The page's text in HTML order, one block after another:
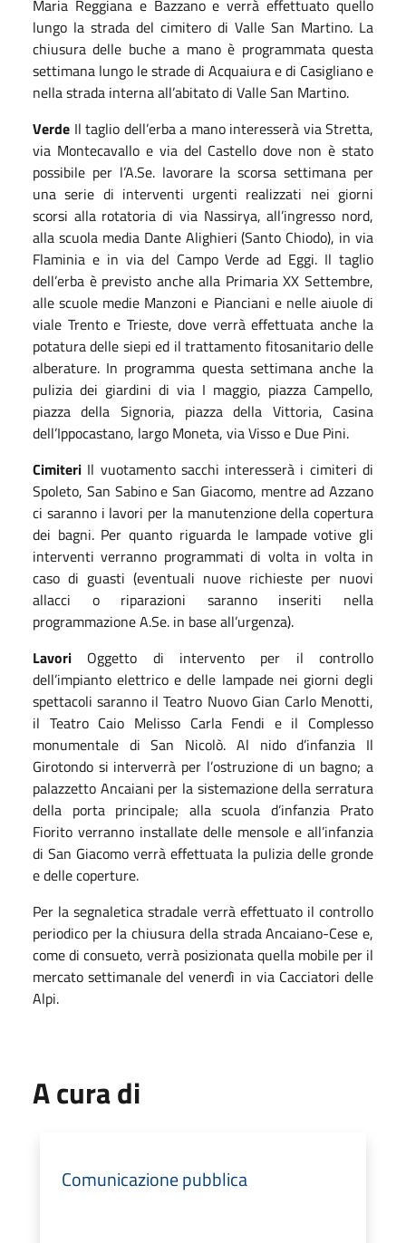
Maria Reggiana e Bazzano e verrà effettuato quello
lungo la strada del cimitero di Valle San Martino. La
chiusura delle buche a mano è programmata questa
settimana lungo le strade di Acquaiura e di Casigliano e
nella strada interna all’abitato di Valle San Martino.
Verde Il taglio dell’erba a mano interesserà via Stretta,
via Montecavallo e via del Castello dove non è stato
possibile per l’A.Se. lavorare la scorsa settimana per
una serie di interventi urgenti realizzati nei giorni
scorsi alla rotatoria di via Nassirya, all’ingresso nord,
alla scuola media Dante Alighieri (Santo Chiodo), in via
Flaminia e in via del Campo Verde ad Eggi. Il taglio
dell’erba è previsto anche alla Primaria XX Settembre,
alle scuole medie Manzoni e Pianciani e nelle aiuole di
viale Trento e Trieste, dove verrà effettuata anche la
potatura delle siepi ed il trattamento fitosanitario delle
alberature. In programma questa settimana anche la
pulizia dei giardini di via I maggio, piazza Campello,
piazza della Signoria, piazza della Vittoria, Casina
dell’Ippocastano, largo Moneta, via Visso e Due Pini.
Cimiteri Il vuotamento sacchi interesserà i cimiteri di
Spoleto, San Sabino e San Giacomo, mentre ad Azzano
ci saranno i lavori per la manutenzione della copertura
dei bagni. Per quanto riguarda le lampadevotive gli
interventi verranno programmati di volta in volta in
caso di guasti (eventuali nuove richieste per nuovi
allacci o riparazioni saranno inseriti nella
programmazione A.Se. in base all’urgenza).
Lavori
Oggetto di intervento per il controllo
dell’impianto elettrico e delle lampade nei giorni degli
spettacoli saranno il Teatro Nuovo Gian Carlo Menotti,
il Teatro Caio Melisso Carla Fendi e il Complesso
monumentale di San Nicolò. Al nido d’infanzia Il
Girotondo si interverrà per l’ostruzione di un bagno; a
palazzetto Ancaiani per la sistemazione della serratura
della porta principale; alla scuola d’infanzia Prato
Fiorito verranno installate delle mensole e all’infanzia
di San Giacomo verrà effettuata la pulizia delle gronde
e delle coperture.
Per la segnaleticastradale verrà effettuato il controllo
periodico per la chiusura della strada Ancaiano-Cese e,
come di consueto, verrà posizionata quella mobile per il
mercato settimanale del venerdì in via Cacciatori delle
Alpi.
A cura di
Comunicazione pubblica